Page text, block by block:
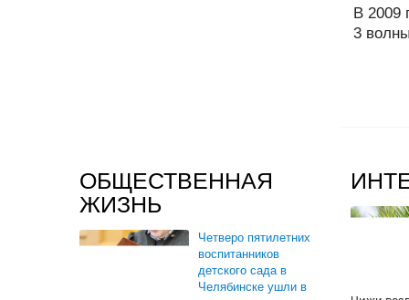
В 2009
3
ОБЩЕСТВЕННАЯ
ЖИЗНЬ
Четверо пятилетних
воспитанников
детского сада в
Челябинске ушли в